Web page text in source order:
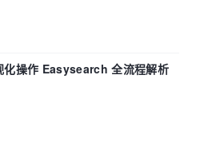
化操作 Easysearch 全流程解析